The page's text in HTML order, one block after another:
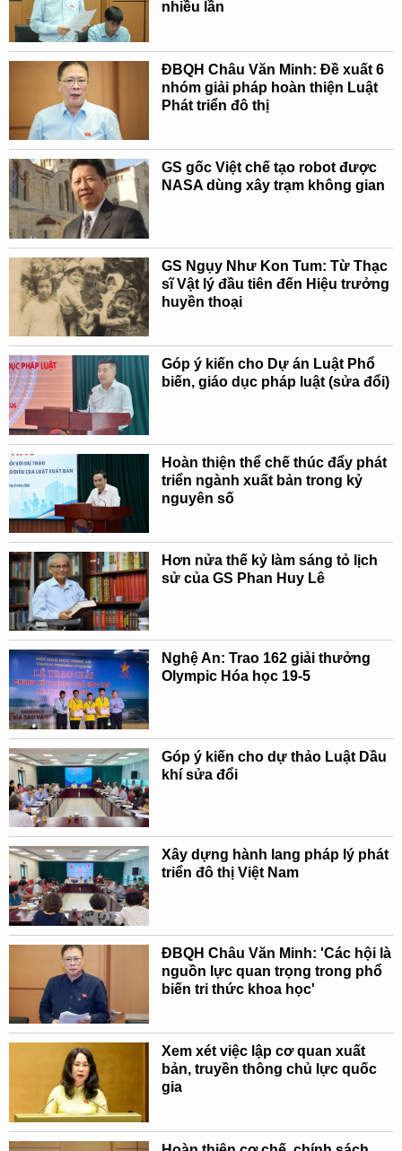
nhiều lần
ĐBQH Châu Văn Minh: Đề xuất 6
nhóm giải pháp hoàn thiện Luật
Phát triển đô thị
GS gốc Việt chế tạo robot được
NASA dùng xây trạm không gian
GS Ngụy Như Kon Tum: Từ Thạc
sĩ Vật lý đầu tiên đến Hiệu trưởng
huyền thoại
Góp ý kiến cho Dự án Luật Phổ
biến, giáo dục pháp luật (sửa đổi)
Hoàn thiện thể chế thúc đẩy phát
triển ngành xuất bản trong kỷ
nguyên số
Hơn nửa thế kỷ làm sáng tỏ lịch
sử của GS Phan Huy Lê
Nghệ An: Trao 162 giải thưởng
Olympic Hóa học 19-5
Góp ý kiến cho dự thảo Luật Dầu
khí sửa đổi
Xây dựng hành lang pháp lý phát
triển đô thị Việt Nam
ĐBQH Châu Văn Minh: 'Các hội là
nguồn lực quan trọng trong phổ
biến tri thức khoa học'
Xem xét việc lập cơ quan xuất
bản, truyền thông chủ lực quốc
gia